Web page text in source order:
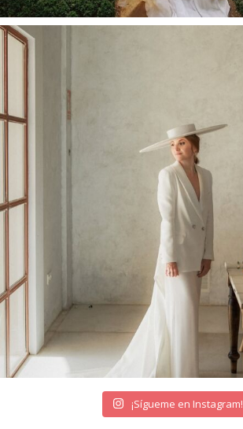
¡Sígueme en Instagram!